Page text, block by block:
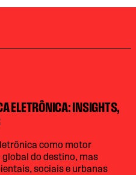
ELETRÔNICA: INSIGHTS,
como motor
do destino, mas
sociais e urbanas